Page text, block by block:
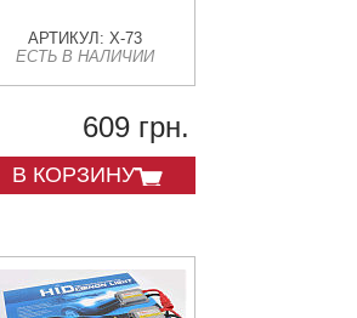
АРТИКУЛ: X-73
ЕСТЬ В НАЛИЧИИ
609 грн.
В КОРЗИНУ